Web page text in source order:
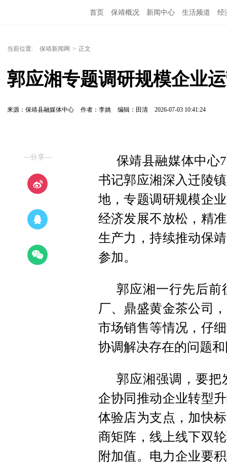
首页 保靖概况 新闻中心 生活频道 经
当前位置: 保靖新闻网 > 正文
郭应湘专题调研规模企业
来源：保靖县融媒体中心 作者：李姚 编辑：田清 2026-07-03 10:41:24
—分享—
保靖县融媒体中心
书记郭应湘深入迁陵
地，专题调研规模企
经济发展不放松，精
生产力，持续推动保
参加。
郭应湘一行先后前
厂、鼎盛黄金茶公司
市场销售等情况，仔
协调解决存在的问题
郭应湘强调，要把
企协同推动企业转型
体验店为支点，加快
商矩阵，线上线下双
附加值。电力企业要